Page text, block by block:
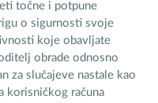
točne i potpune
o sigurnosti svoje
koje obavljate
obrade odnosno
za slučajeve nastale kao
korisničkog računa